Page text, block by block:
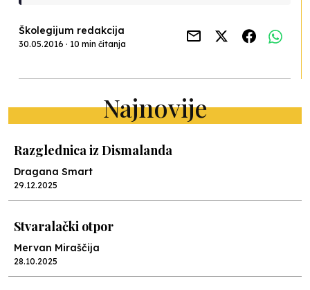
Školegijum redakcija
30.05.2016 · 10 min čitanja
Najnovije
Razglednica iz Dismalanda
Dragana Smart
29.12.2025
Stvaralački otpor
Mervan Miraščija
28.10.2025